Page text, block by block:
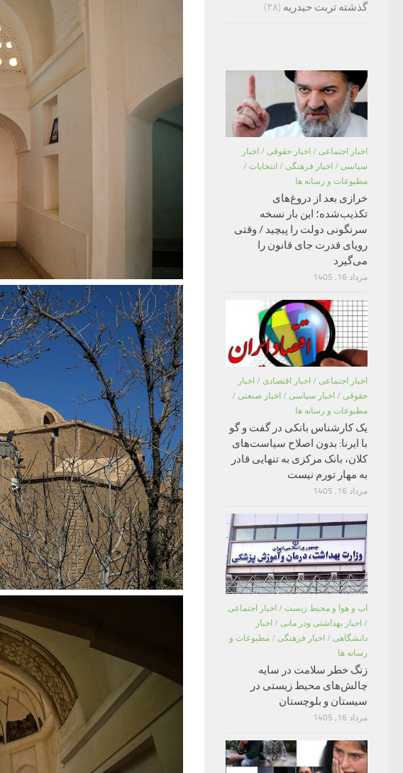
گذشته تربت حیدریه (۳۸)
اخبار اجتماعی / اخبار حقوقی / اخبار
سیاسی / اخبار فرهنگی / انتخابات /
مطبوعات و رسانه ها
خرازی بعد از دروغ‌های
تکذیب‌شده؛ این بار نسخه
سرنگونی دولت را پیچید / وقتی
رویای قدرت جای قانون را
می‌گیرد
مرداد 16, 1405
اخبار اجتماعی / اخبار اقتصادی / اخبار
حقوقی / اخبار سیاسی / اخبار صنعتی /
مطبوعات و رسانه ها
یک کارشناس بانکی در گفت و گو
با ایرنا: بدون اصلاح سیاست‌های
کلان، بانک مرکزی به تنهایی قادر
به مهار تورم نیست
مرداد 16, 1405
اب و هوا و محیط زیست / اخبار اجتماعی
/ اخبار بهداشتی ودر مانی / اخبار
دانشگاهی / اخبار فرهنگی / مطبوعات و
رسانه ها
زنگ خطر سلامت در سایه
چالش‌های محیط زیستی در
سیستان و بلوچستان
مرداد 16, 1405